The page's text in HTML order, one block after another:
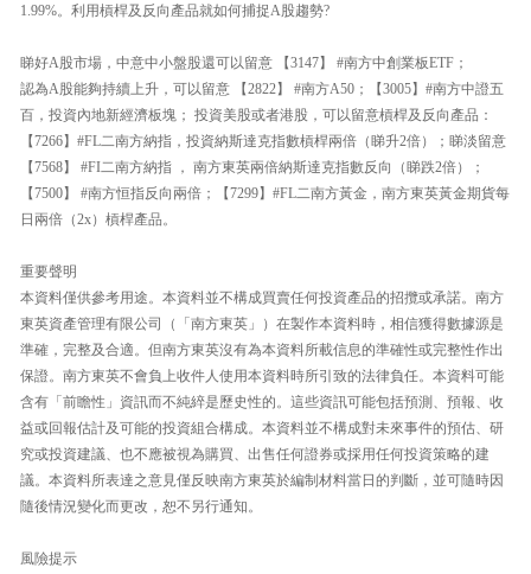
1.99%。利用槓桿及反向產品就如何捕捉A股趨勢?
睇好A股市場，中意中小盤股還可以留意 【3147】 #南方中創業板ETF；
認為A股能夠持續上升，可以留意 【2822】 #南方A50；【3005】#南方中證五
百，投資內地新經濟板塊； 投資美股或者港股，可以留意槓桿及反向產品：
【7266】#FL二南方納指，投資納斯達克指數槓桿兩倍（睇升2倍）；睇淡留意
【7568】 #FI二南方納指 ， 南方東英兩倍納斯達克指數反向（睇跌2倍）；
【7500】 #南方恒指反向兩倍；【7299】#FL二南方黃金，南方東英黃金期貨每
日兩倍（2x）槓桿產品。
重要聲明
本資料僅供參考用途。本資料並不構成買賣任何投資產品的招攬或承諾。南方
東英資產管理有限公司（「南方東英」）在製作本資料時，相信獲得數據源是
準確，完整及合適。但南方東英沒有為本資料所載信息的準確性或完整性作出
保證。南方東英不會負上收件人使用本資料時所引致的法律負任。本資料可能
含有「前瞻性」資訊而不純綷是歷史性的。這些資訊可能包括預測、預報、收
益或回報估計及可能的投資組合構成。本資料並不構成對未來事件的預估、研
究或投資建議、也不應被視為購買、出售任何證券或採用任何投資策略的建
議。本資料所表達之意見僅反映南方東英於編制材料當日的判斷，並可隨時因
隨後情況變化而更改，恕不另行通知。
風險提示